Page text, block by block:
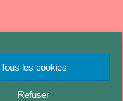
Tous les cookies
Refuser